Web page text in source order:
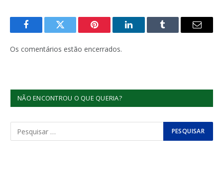
FacebookTwitter Pinterest LinkedInTumblr
E-
Os comentários estão encerrados.
NÃO ENCONTROU O QUE QUERIA?